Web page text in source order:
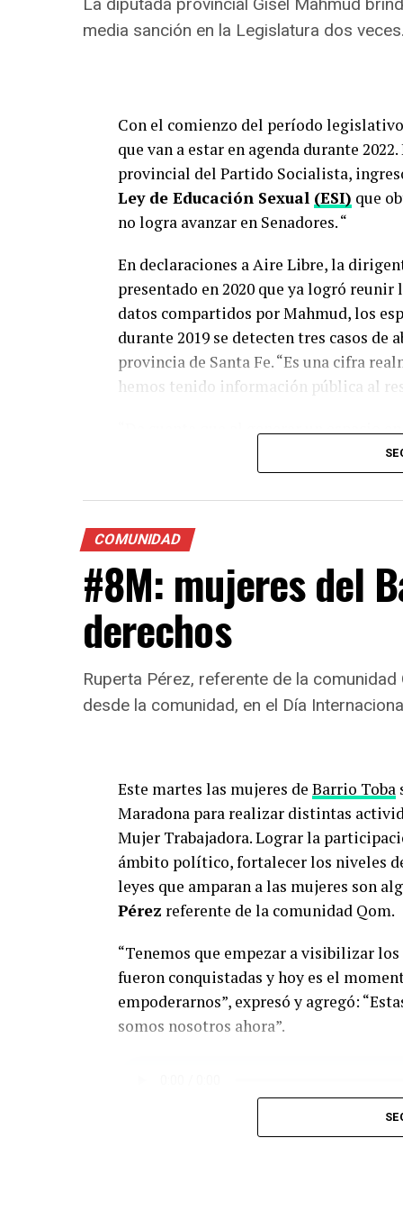
Sosa, afirmó además, que según el
85% de los femicidas fueron personas
elemento, pero tiene que tener una
protección incorporando dispositivos
Las Mujeres de la
presentamos un
Derechos” sobre la
la violencia
siguientes datos
de Octubre 2022 👇
pic.twitter.com/
— MuMaLá (@MuMaLaNacional)
media sanción en la Legislatura dos veces.
Con el comienzo del período
que van a estar en agenda durante 2022.
provincial del Partido Socialista,
Ley de Educación Sexual (ESI) que
no logra avanzar en Senadores. “
En declaraciones a Aire Libre, la
presentado en 2020 que ya logró reunir
datos compartidos por Mahmud, los
durante 2019 se detecten tres casos de
provincia de Santa Fe. “Es una cifra
hemos tenido información pública al
“Da cuenta que al generar un espacio
personas preparadas
palabras situaciones que habían
constituían un abuso para sus
“La ESI tiene una función preventiva
aprender del consentimiento y qué
COMUNIDAD
#8M: mujeres del
derechos
Ruperta Pérez, referente de la
desde la comunidad, en el Día
Este martes las mujeres de Barrio Toba
Maradona para realizar distintas
Mujer Trabajadora. Lograr la
ámbito político, fortalecer los niveles
leyes que amparan a las mujeres son
Pérez referente de la comunidad Qom.
“Tenemos que empezar a visibilizar
fueron conquistadas y hoy es el
empoderarnos”, expresó y agregó:
somos nosotros ahora”.